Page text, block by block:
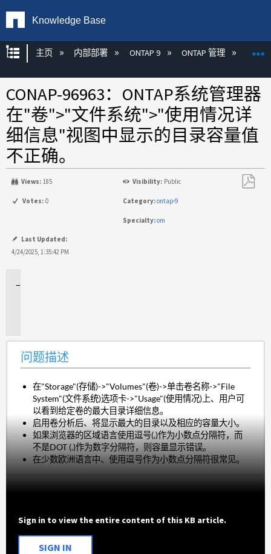
Knowledge Base
扩展/隐缩全局层次
主页 内部部署 ONTAP 9 ONTAP 管理
CONAP-96963：ONTAP系统管理器
在"卷">"文件系统">"使用情况详
细信息"视图中显示的目录容量值
不正确。
Views: 185 Visibility: Public
Votes: 0 Category:ontap-9
Specialty:om
Last Updated:
4/24/2025, 1:35:42 PM
问题描述
在"Storage"(存储)->"Volumes"(卷)->单击卷名称->"File
System"(文件系统)选项卡->"Usage"(使用情况)上、用户可
以看到给定卷的最大目录详细信息。
启用卷分析后、将显示最大的目录以及相应的容量大小。
如果浏览器的区域语言使用逗号(,)作为小数点分隔符，而
不是DOT (.)作为数字分隔符，则容量显示错误。
在少数欧洲语言中、使用逗号作为小数点分隔符很常见。
Sign in to view the entire content of this KB article.
SIGN IN